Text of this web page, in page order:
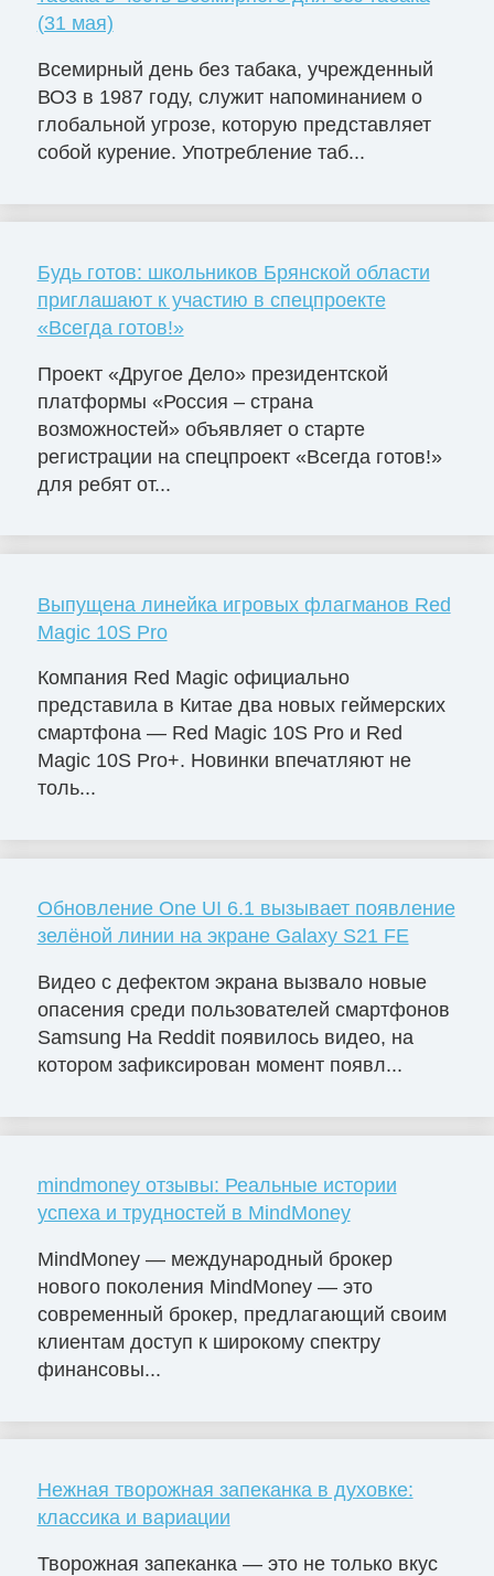
(31 мая)
Всемирный день без табака, учрежденный
ВОЗ в 1987 году, служит напоминанием о
глобальной угрозе, которую представляет
собой курение. Употребление таб...
Будь готов: школьников Брянской области
приглашают к участию в спецпроекте
«Всегда готов!»
Проект «Другое Дело» президентской
платформы «Россия – страна
возможностей» объявляет о старте
регистрации на спецпроект «Всегда готов!»
для ребят от...
Выпущена линейка игровых флагманов Red
Magic 10S Pro
Компания Red Magic официально
представила в Китае два новых геймерских
смартфона — Red Magic 10S Pro и Red
Magic 10S Pro+. Новинки впечатляют не
толь...
Обновление One UI 6.1 вызывает появление
зелёной линии на экране Galaxy S21 FE
Видео с дефектом экрана вызвало новые
опасения среди пользователей смартфонов
Samsung На Reddit появилось видео, на
котором зафиксирован момент появл...
mindmoney отзывы: Реальные истории
успеха и трудностей в MindMoney
MindMoney — международный брокер
нового поколения MindMoney — это
современный брокер, предлагающий своим
клиентам доступ к широкому спектру
финансовы...
Нежная творожная запеканка в духовке:
классика и вариации
Творожная запеканка — это не только вкус